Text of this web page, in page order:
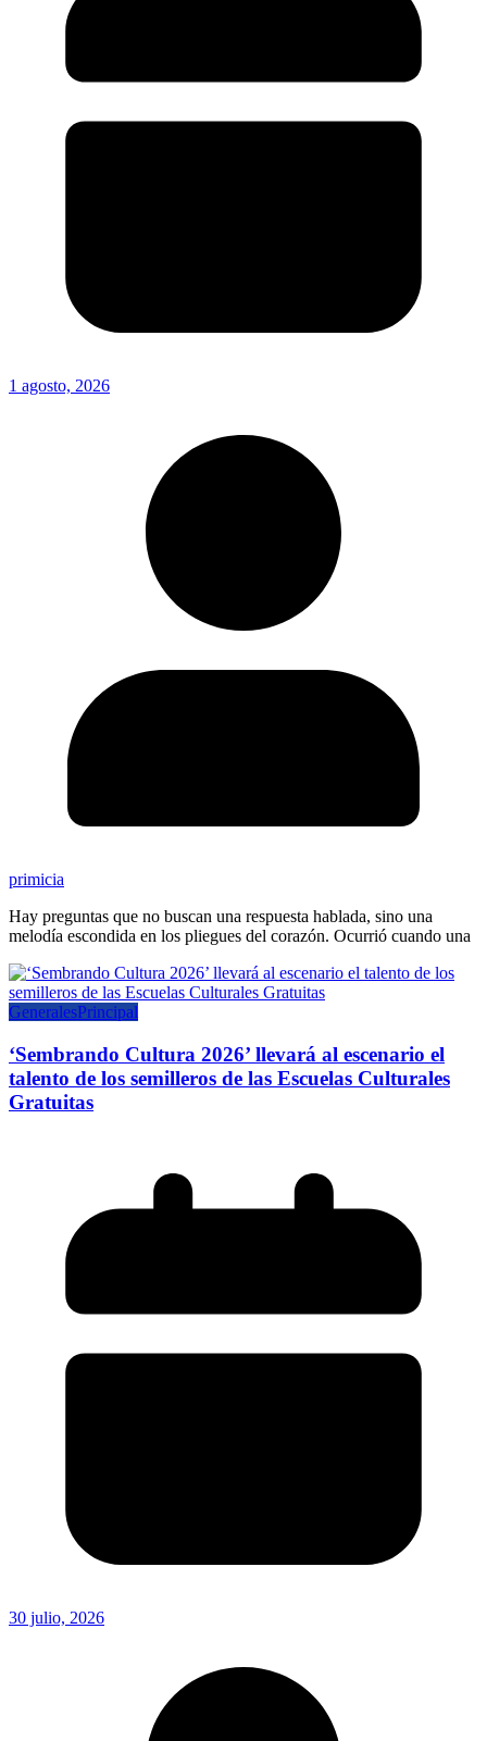
1 agosto, 2026
primicia
Hay preguntas que no buscan una respuesta hablada, sino una
melodía escondida en los pliegues del corazón. Ocurrió cuando una
GeneralesPrincipal
‘Sembrando Cultura 2026’ llevará al escenario el
talento de los semilleros de las Escuelas Culturales
Gratuitas
30 julio, 2026